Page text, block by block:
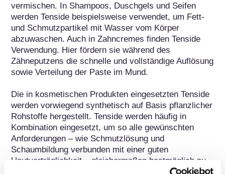
vermischen. In Shampoos, Duschgels und Seifen
werden Tenside beispielsweise verwendet, um Fett-
und Schmutzpartikel mit Wasser vom Körper
abzuwaschen. Auch in Zahncremes finden Tenside
Verwendung. Hier fördern sie während des
Zähneputzens die schnelle und vollständige Auflösung
sowie Verteilung der Paste im Mund.
Die in kosmetischen Produkten eingesetzten Tenside
werden vorwiegend synthetisch auf Basis pflanzlicher
Rohstoffe hergestellt. Tenside werden häufig in
Kombination eingesetzt, um so alle gewünschten
Anforderungen – wie Schmutzlösung und
Schaumbildung verbunden mit einer guten
Hautverträglichkeit – gleichermaßen bestmöglich zu
erfüllen. So wird durch geschickte Kombination eines